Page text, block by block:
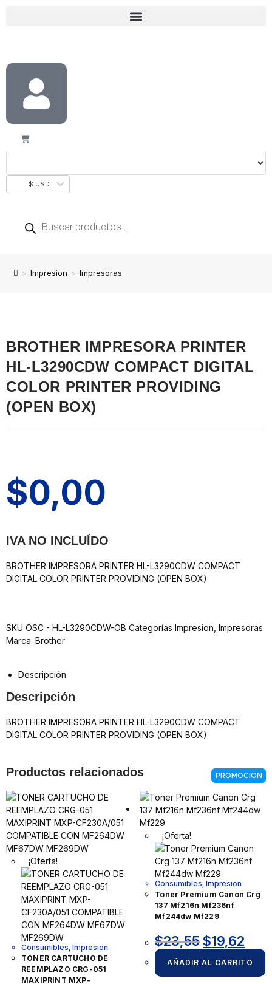
$ USD
> Impresion > Impresoras
BROTHER IMPRESORA PRINTER
HL-L3290CDW COMPACT DIGITAL
COLOR PRINTER PROVIDING
(OPEN BOX)
$0,00
IVA NO INCLUÍDO
BROTHER IMPRESORA PRINTER HL-L3290CDW COMPACT
DIGITAL COLOR PRINTER PROVIDING (OPEN BOX)
SKU OSC - HL-L3290CDW-OB Categorías Impresion Impresoras
Marca: Brother
Descripción
Descripción
BROTHER IMPRESORA PRINTER HL-L3290CDW COMPACT
DIGITAL COLOR PRINTER PROVIDING (OPEN BOX)
Productos relacionados
¡Oferta!
Consumibles, Impresion
TONER CARTUCHO DE
REEMPLAZO CRG-051
MAXIPRINT MXP-
¡Oferta!
Consumibles,Impresion
Toner Premium Canon Crg
137 Mf216n Mf236nf
Mf244dw Mf229
$23,55 $19,62
AÑADIR AL CARRITO
PROMOCIÓN